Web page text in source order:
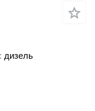
дизель